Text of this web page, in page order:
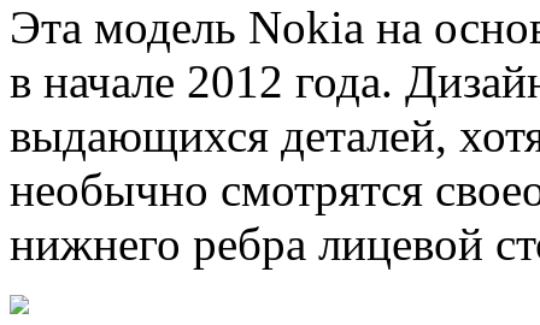
Эта модель Nokia на
в начале 2012 года.
выдающихся деталей,
необычно смотрятся
нижнего ребра лицевой